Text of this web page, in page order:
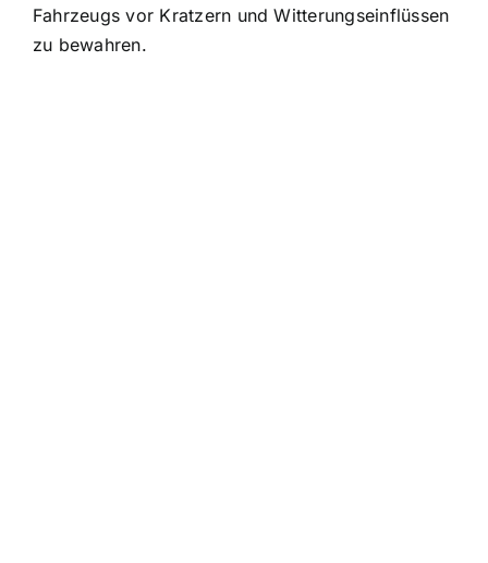
Fahrzeugs vor Kratzern und Witterungseinflüssen
zu bewahren.